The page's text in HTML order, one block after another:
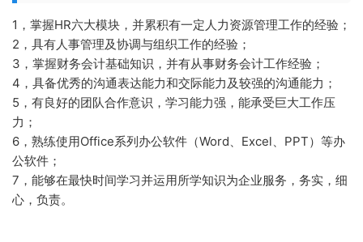
1，掌握HR六大模块，并累积有一定人力资源管理工作的经验；
2，具有人事管理及协调与组织工作的经验；
3，掌握财务会计基础知识，并有从事财务会计工作经验；
4，具备优秀的沟通表达能力和交际能力及较强的沟通能力；
5，有良好的团队合作意识，学习能力强，能承受巨大工作压
力；
6，熟练使用Office系列办公软件（Word、Excel、PPT）等办
公软件；
7，能够在最快时间学习并运用所学知识为企业服务，务实，细
心，负责。